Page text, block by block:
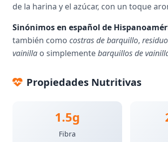
de la harina y el azúcar, con un toque
Sinónimos en español de
también como costras de barquillo,
vainillao simplementebarquillos de
Propiedades Nutritivas
1.5g
Fibra